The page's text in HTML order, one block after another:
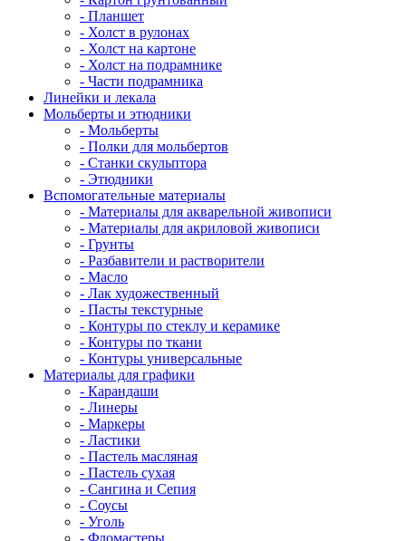
- Планшет
- Холст в рулонах
- Холст на картоне
- Холст на подрамнике
- Части подрамника
Линейки и лекала
Мольберты и этюдники
- Мольберты
- Полки для мольбертов
- Станки скульптора
- Этюдники
Вспомогательные материалы
- Материалы для акварельной живописи
- Материалы для акриловой живописи
- Грунты
- Разбавители и растворители
- Масло
- Лак художественный
- Пасты текстурные
- Контуры по стеклу и керамике
- Контуры по ткани
- Контуры универсальные
Материалы для графики
- Карандаши
- Линеры
- Маркеры
- Ластики
- Пастель масляная
- Пастель сухая
- Сангина и Сепия
- Соусы
- Уголь
- Фломастеры